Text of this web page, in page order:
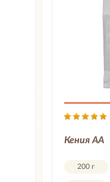
Кения АА
200 г